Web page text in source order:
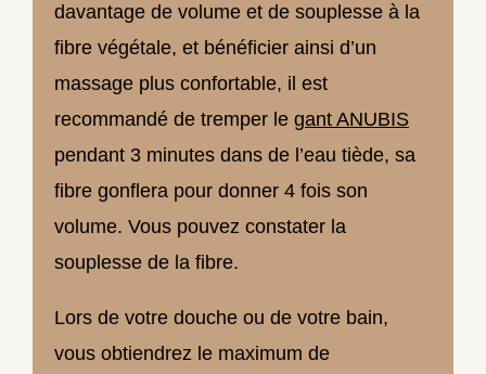
davantage de volume et de souplesse à la
fibre végétale, et bénéficier ainsi d’un
massage plus confortable, il est
recommandé de tremper le gant ANUBIS
pendant 3 minutes dans de l’eau tiède, sa
fibre gonflera pour donner 4 fois son
volume. Vous pouvez constater la
souplesse de la fibre.
Lors de votre douche ou de votre bain,
vous obtiendrez le maximum de